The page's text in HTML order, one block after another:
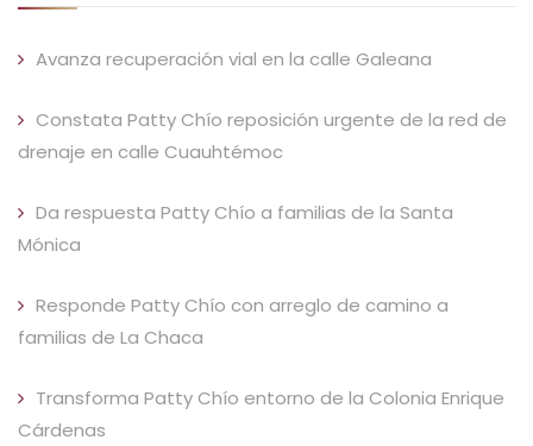
Avanza recuperación vial en la calle Galeana
Constata Patty Chío reposición urgente de la red de
drenaje en calle Cuauhtémoc
Da respuesta Patty Chío a familias de la Santa
Mónica
Responde Patty Chío con arreglo de camino a
familias de La Chaca
Transforma Patty Chío entorno de la Colonia Enrique
Cárdenas